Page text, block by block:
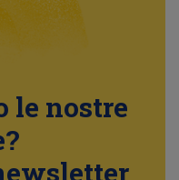
le nostre